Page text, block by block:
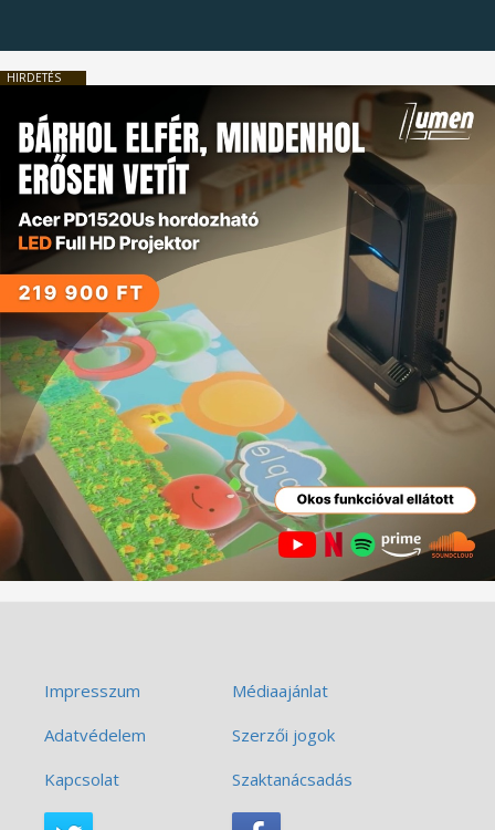
HIRDETÉS
Impresszum
Médiaajánlat
Adatvédelem
Szerzői jogok
Kapcsolat
Szaktanácsadás